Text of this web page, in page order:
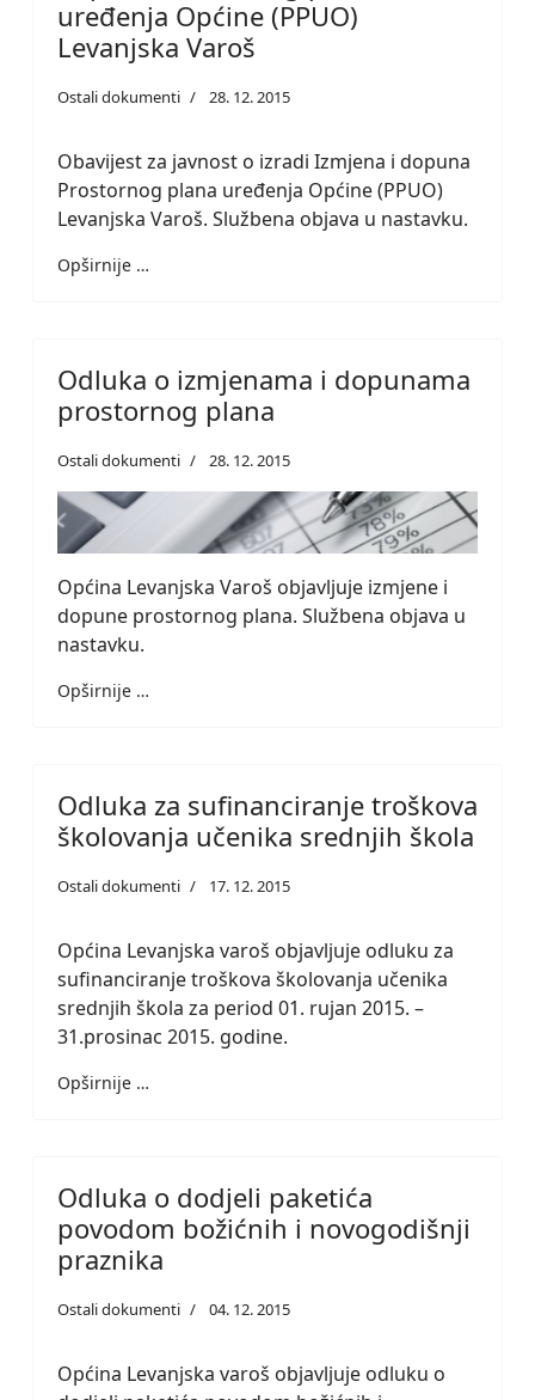
uređenja Općine (PPUO)
Levanjska Varoš
Ostali dokumenti 28. 12. 2015
Obavijest za javnost o izradi Izmjena i dopuna
Prostornog plana uređenja Općine (PPUO)
Levanjska Varoš. Službena objava u nastavku.
Opširnije …
Odluka o izmjenama i dopunama
prostornog plana
Ostali dokumenti 28. 12. 2015
Općina Levanjska Varoš objavljuje izmjene i
dopune prostornog plana. Službena objava u
nastavku.
Opširnije …
Odluka za sufinanciranje troškova
školovanja učenika srednjih škola
Ostali dokumenti 17. 12. 2015
Općina Levanjska varoš objavljuje odluku za
sufinanciranje troškova školovanja učenika
srednjih škola za period 01. rujan 2015. –
31.prosinac 2015. godine.
Opširnije …
Odluka o dodjeli paketića
povodom božićnih i novogodišnji
praznika
Ostali dokumenti 04. 12. 2015
Općina Levanjska varoš objavljuje odluku o